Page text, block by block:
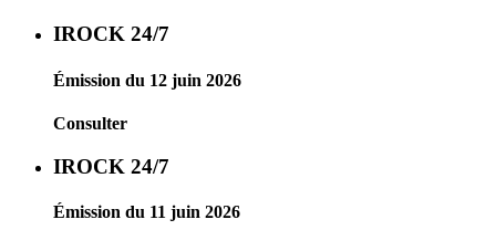
IROCK 24/7
Émission du 12 juin 2026
Consulter
IROCK 24/7
Émission du 11 juin 2026